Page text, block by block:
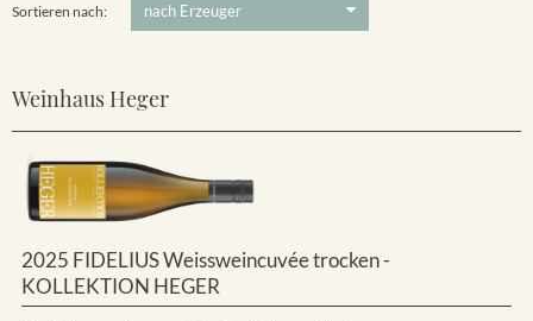
Sortieren nach:
Weinhaus Heger
2025 FIDELIUS Weissweincuvée trocken -
KOLLEKTION HEGER